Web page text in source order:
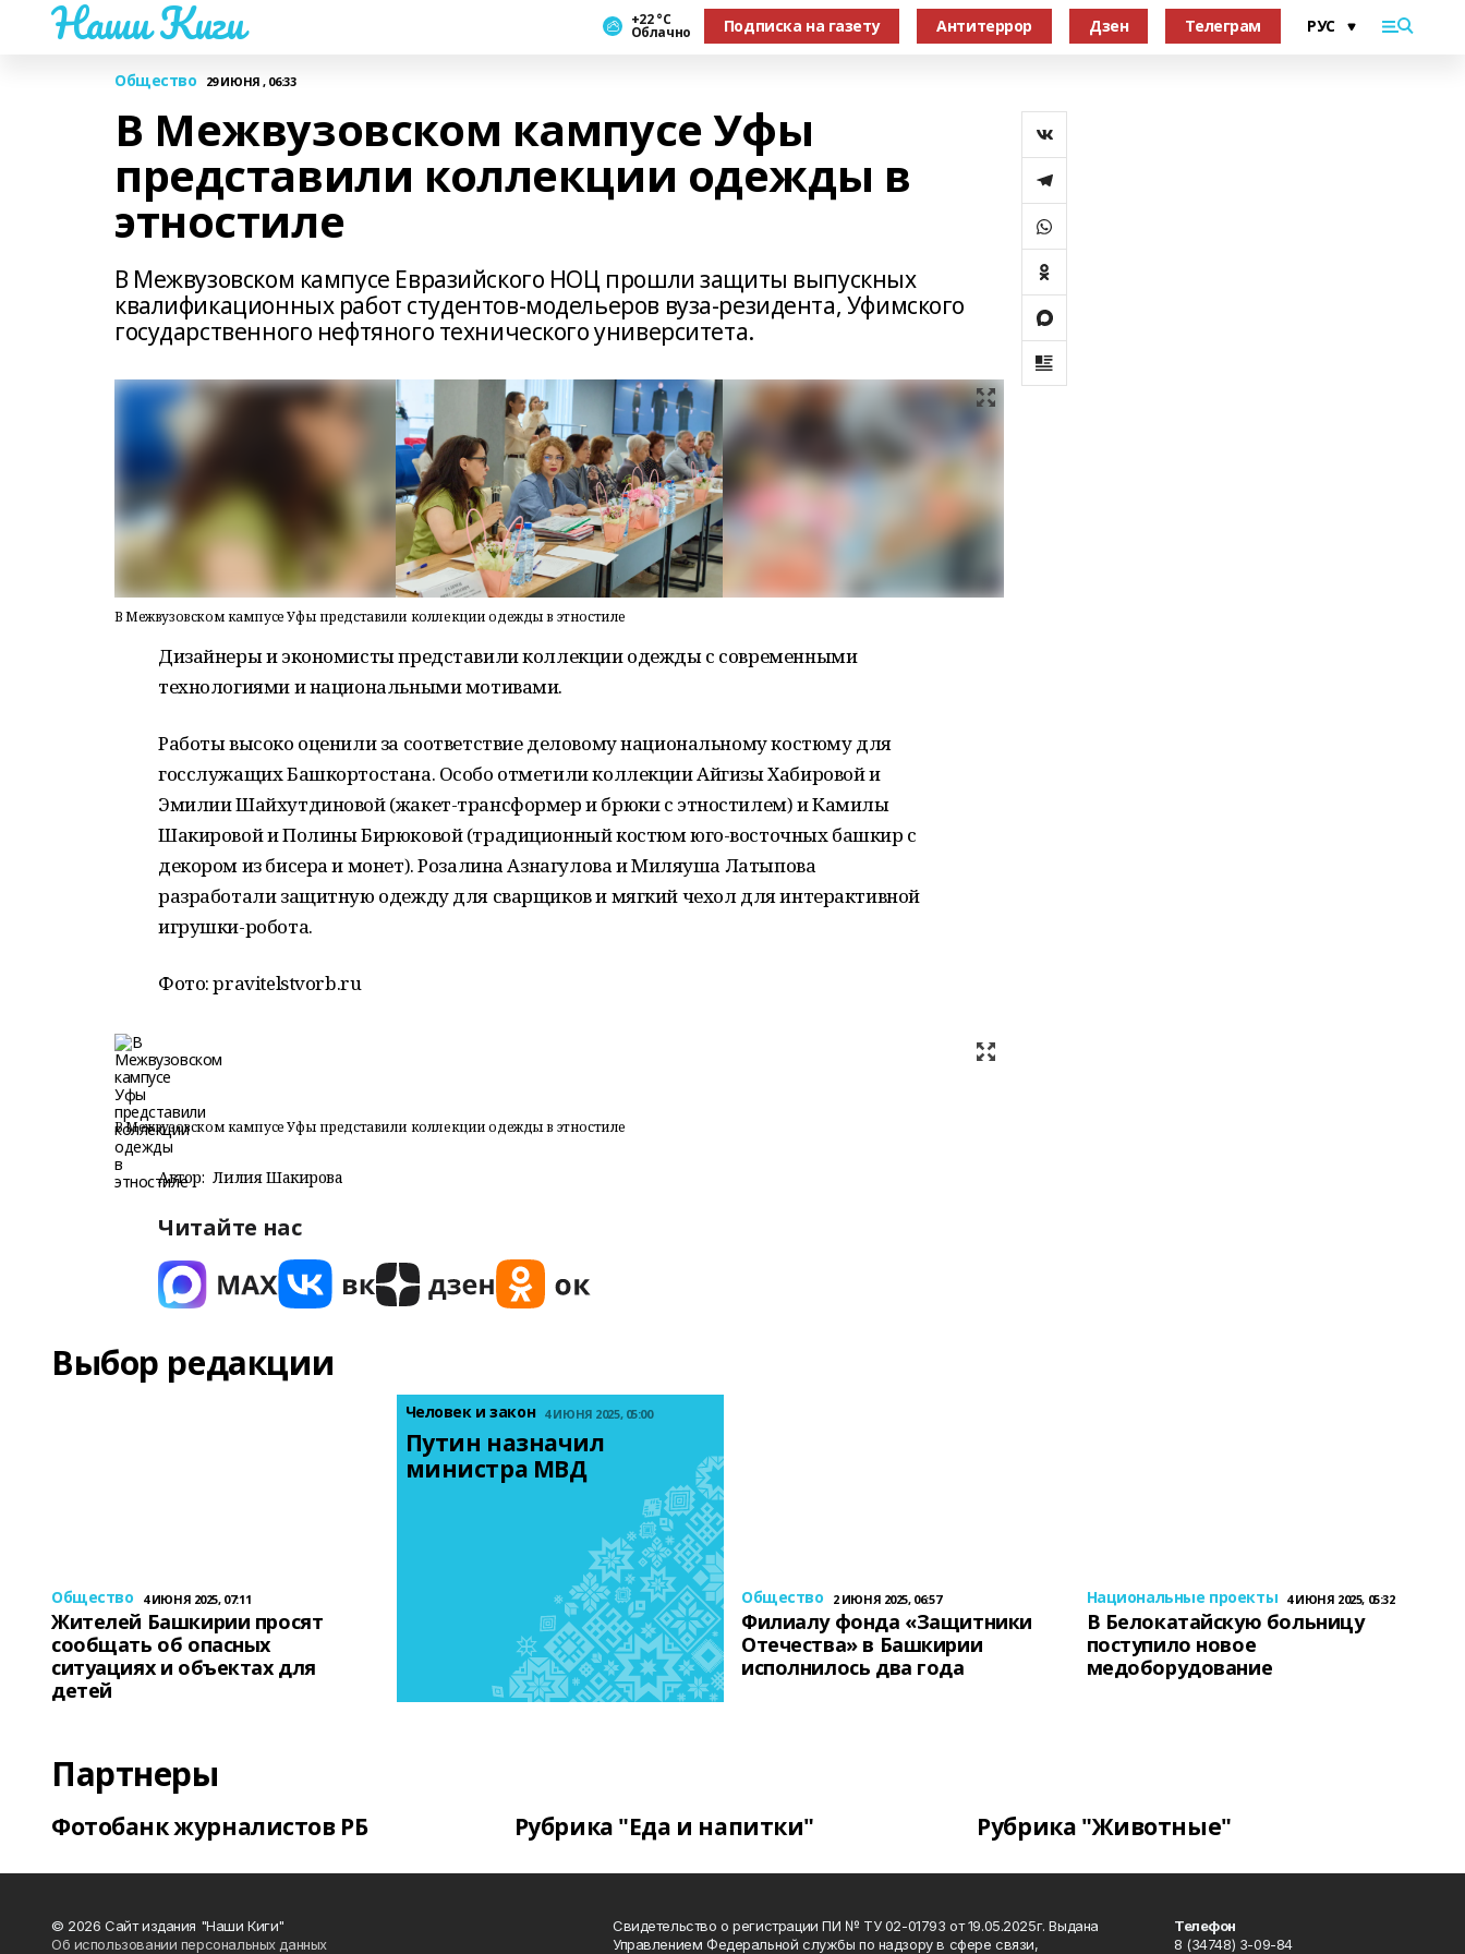
Наши Киги +22 °С
Облачно Подписка на газету Антитеррор Дзен Телеграм
Общество 29 ИЮНЯ , 06:33
В Межвузовском кампусе Уфы
представили коллекции одежды в
этностиле
В Межвузовском кампусе Евразийского НОЦ прошли защиты выпускных
квалификационных работ студентов-модельеров вуза-резидента, Уфимского
государственного нефтяного технического университета.
В Межвузовском кампусе Уфы представили коллекции одежды в этностиле
Дизайнеры и экономисты представили коллекции одежды с современными
технологиями и национальными мотивами.
Работы высоко оценили за соответствие деловому национальному костюму для
госслужащих Башкортостана. Особо отметили коллекции Айгизы Хабировой и
Эмилии Шайхутдиновой (жакет-трансформер и брюки с этностилем) и Камилы
Шакировой и Полины Бирюковой (традиционный костюм юго-восточных башкир с
декором из бисера и монет). Розалина Азнагулова и Миляуша Латыпова
разработали защитную одежду для сварщиков и мягкий чехол для интерактивной
игрушки-робота.
Фото: pravitelstvorb.ru
В Межвузовском кампусе Уфы представили коллекции одежды в этностиле
Автор: Лилия Шакирова
Читайте нас
Выбор редакции
Общество 4 ИЮНЯ 2025, 07:11
Жителей Башкирии просят
сообщать об опасных
ситуациях и объектах для
детей
Человек и закон 4 ИЮНЯ 2025, 05:00
Путин назначил
министра МВД
Общество 2 ИЮНЯ 2025, 06:57
Филиалу фонда «Защитники
Отечества» в Башкирии
исполнилось два года
Национальные проекты 4 ИЮНЯ 2025, 05:32
В Белокатайскую больницу
поступило новое
медоборудование
Партнеры
Фотобанк журналистов РБ Рубрика "Еда и напитки" Рубрика "Животные"
© 2026 Сайт издания "Наши Киги"
Об использовании персональных данных
Свидетельство о регистрации ПИ № ТУ 02-01793 от 19.05.2025г. Выдана
Управлением Федеральной службы по надзору в сфере связи,
Телефон
8 (34748) 3-09-84